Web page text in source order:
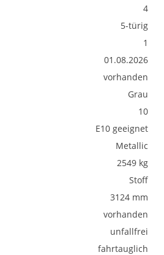
4
5-türig
1
01.08.2026
vorhanden
Grau
10
E10 geeignet
Metallic
2549 kg
Stoff
3124 mm
vorhanden
unfallfrei
fahrtauglich